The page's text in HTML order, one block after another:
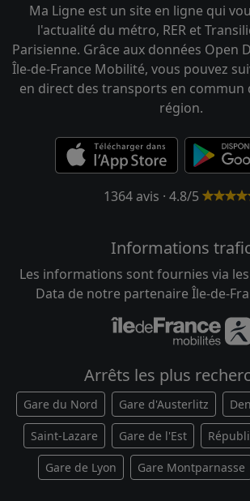
Ma Ligne est un site en ligne qui
l'actualité du métro, RER et
Parisienne. Grâce aux données Open
Île-de-France Mobilité, vous pouvez
en direct des transports en commun
région.
1364 avis · 4.8/5
Informations
Les informations sont fournies via
Data de notre partenaire Île-de-
Arrêts les plus
Gare du Nord Gare d'Austerlitz
Saint-Lazare Gare de l'Est
Gare de Lyon Gare Montparnasse